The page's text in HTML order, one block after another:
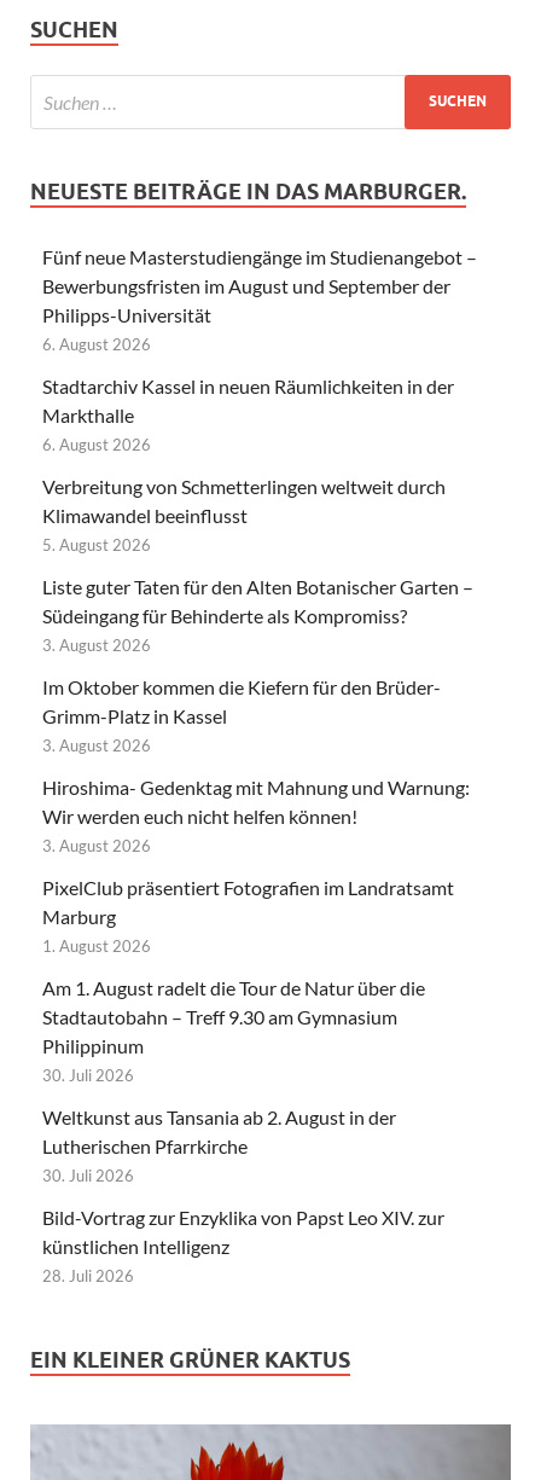
SUCHEN
NEUESTE BEITRÄGE IN DAS MARBURGER.
Fünf neue Masterstudiengänge im Studienangebot –
Bewerbungsfristen im August und September der
Philipps-Universität
6. August 2026
Stadtarchiv Kassel in neuen Räumlichkeiten in der
Markthalle
6. August 2026
Verbreitung von Schmetterlingen weltweit durch
Klimawandel beeinflusst
5. August 2026
Liste guter Taten für den Alten Botanischer Garten –
Südeingang für Behinderte als Kompromiss?
3. August 2026
Im Oktober kommen die Kiefern für den Brüder-
Grimm-Platz in Kassel
3. August 2026
Hiroshima- Gedenktag mit Mahnung und Warnung:
Wir werden euch nicht helfen können!
3. August 2026
PixelClub präsentiert Fotografien im Landratsamt
Marburg
1. August 2026
Am 1. August radelt die Tour de Natur über die
Stadtautobahn – Treff 9.30 am Gymnasium
Philippinum
30. Juli 2026
Weltkunst aus Tansania ab 2. August in der
Lutherischen Pfarrkirche
30. Juli 2026
Bild-Vortrag zur Enzyklika von Papst Leo XIV. zur
künstlichen Intelligenz
28. Juli 2026
EIN KLEINER GRÜNER KAKTUS